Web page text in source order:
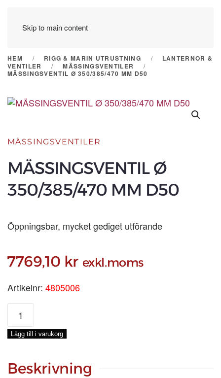
Skip to main content
HEM RIGG & MARIN UTRUSTNING
LANTERNOR &
VENTILER
MÄSSINGSVENTILER
MÄSSINGSVENTIL Ø 350/385/470 MM D50
MÄSSINGSVENTILER
MÄSSINGSVENTIL Ø
350/385/470 MM D50
Öppningsbar, mycket gediget utförande
7769,10 kr exkl.moms
Artikelnr: 4805006
MÄSSINGSVENTIL
350/385/470
MM
mängd
Lägg till i varukorg
Beskrivning